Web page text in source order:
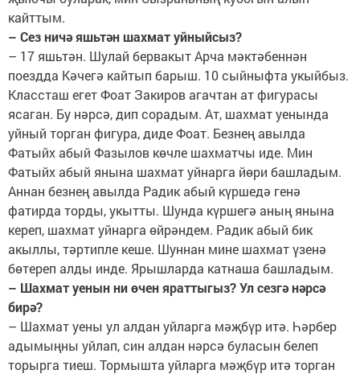
кайттым.
– Сез ничә яшьтән шахмат уйныйсыз?
– 17 яшьтән. Шулай бервакыт Арча мәктәбеннән
поездда Кәчегә кайтып барыш. 10 сыйныфта укыйбыз.
Классташ егет Фоат Закиров агачтан ат фигурасы
ясаган. Бу нәрсә, дип сорадым. Ат, шахмат уенында
уйный торган фигура, диде Фоат. Безнең авылда
Фатыйх абый Фазылов көчле шахматчы иде. Мин
Фатыйх абый янына шахмат уйнарга йөри башладым.
Аннан безнең авылда Радик абый күршедә генә
фатирда торды, укытты. Шунда күршегә аның янына
кереп, шахмат уйнарга өйрәндем. Радик абый бик
акыллы, тәртипле кеше. Шуннан мине шахмат үзенә
бөтереп алды инде. Ярышларда катнаша башладым.
– Шахмат уенын ни өчен яраттыгыз? Ул сезгә нәрсә
бирә?
– Шахмат уены ул алдан уйларга мәҗбүр итә. Һәрбер
адымыңны уйлап, син алдан нәрсә буласын белеп
торырга тиеш. Тормышта уйларга мәҗбүр итә торган